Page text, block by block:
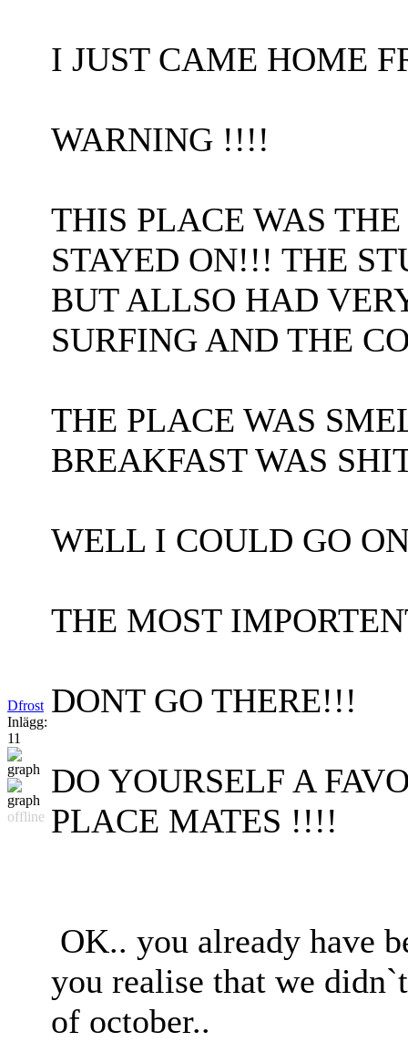
Dfrost
Inlägg:
11
offline
I JUST CAME HOME
WARNING !!!!
THIS PLACE WAS
STAYED ON!!! THE
BUT ALLSO HAD
SURFING AND THE
THE PLACE WAS
BREAKFAST WAS
WELL I COULD GO
THE MOST
DONT GO THERE!!!
DO YOURSELF A
PLACE MATES !!!!
OK.. you already have
you realise that we
of october..